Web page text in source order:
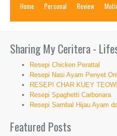
Home Personal Review
Sharing My Ceritera -
Resepi Chicken Perattal
Resepi Nasi Ayam Penyet
RESEPI CHAR KUEY TEOW!
Resepi Spaghetti Carbonara
Resepi Sambal Hijau Ayam
Featured Posts